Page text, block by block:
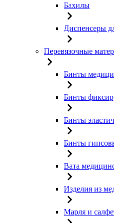
Бахилы
Диспенсеры
Перевязочные
Бинты
Бинты
Бинты
Бинты
Вата
Изделия из
Марля и